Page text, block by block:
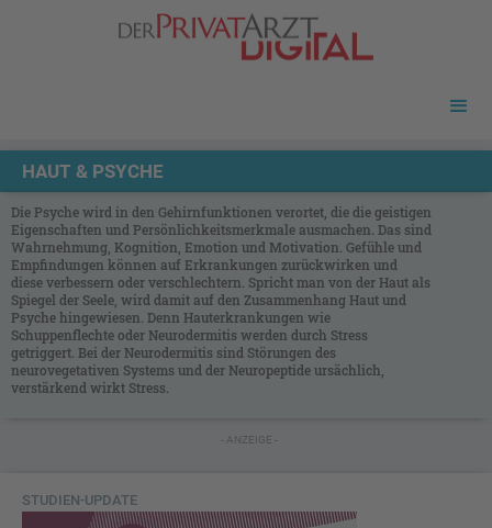
HAUT & PSYCHE
Die Psyche wird in den Gehirnfunktionen verortet, die die geistigen
Eigenschaften und Persönlichkeitsmerkmale ausmachen. Das sind
Wahrnehmung, Kognition, Emotion und Motivation. Gefühle und
Empfindungen können auf Erkrankungen zurückwirken und
diese verbessern oder verschlechtern. Spricht man von der Haut als
Spiegel der Seele, wird damit auf den Zusammenhang Haut und
Psyche hingewiesen. Denn Hauterkrankungen wie
Schuppenflechte oder Neurodermitis werden durch Stress
getriggert. Bei der Neurodermitis sind Störungen des
neurovegetativen Systems und der Neuropeptide ursächlich,
verstärkend wirkt Stress.
- ANZEIGE -
STUDIEN-UPDATE